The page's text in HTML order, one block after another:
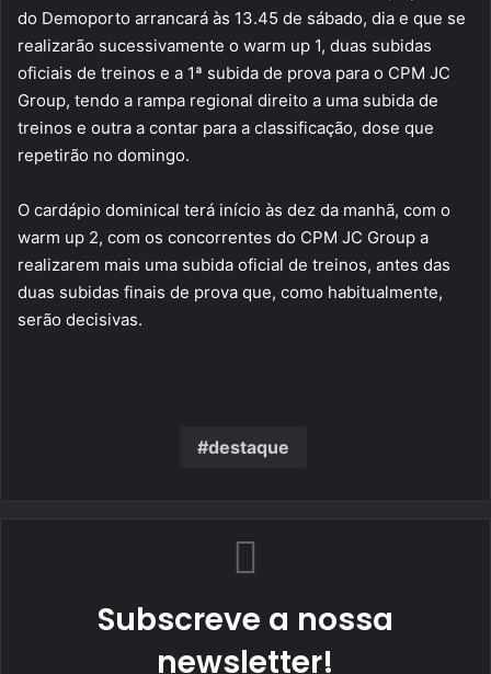
do Demoporto arrancará às 13.45 de sábado, dia e que se
realizarão sucessivamente o warm up 1, duas subidas
oficiais de treinos e a 1ª subida de prova para o CPM JC
Group, tendo a rampa regional direito a uma subida de
treinos e outra a contar para a classificação, dose que
repetirão no domingo.
O cardápio dominical terá início às dez da manhã, com o
warm up 2, com os concorrentes do CPM JC Group a
realizarem mais uma subida oficial de treinos, antes das
duas subidas finais de prova que, como habitualmente,
serão decisivas.
destaque
Subscreve a nossa
newsletter!